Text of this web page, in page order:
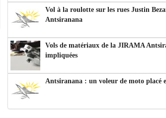
Vol à la roulotte sur les rues Justin
Antsiranana
Vols de matériaux de la JIRAMA
impliquées
Antsiranana : un voleur de moto placé